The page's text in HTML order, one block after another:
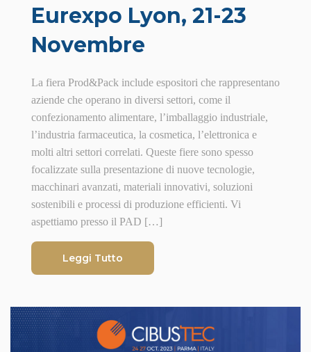
Eurexpo Lyon, 21-23
Novembre
La fiera Prod&Pack include espositori che rappresentano
aziende che operano in diversi settori, come il
confezionamento alimentare, l’imballaggio industriale,
l’industria farmaceutica, la cosmetica, l’elettronica e
molti altri settori correlati. Queste fiere sono spesso
focalizzate sulla presentazione di nuove tecnologie,
macchinari avanzati, materiali innovativi, soluzioni
sostenibili e processi di produzione efficienti. Vi
aspettiamo presso il PAD […]
Leggi Tutto